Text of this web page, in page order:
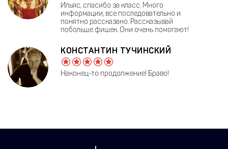
Ильяс, спасибо за класс. Много
информации, все последовательно и
понятно рассказано. Рассказывай
побольше фишек. Они очень помогают!
КОНСТАНТИН ТУЧИНСКИЙ
Наконец-то продолжение! Браво!